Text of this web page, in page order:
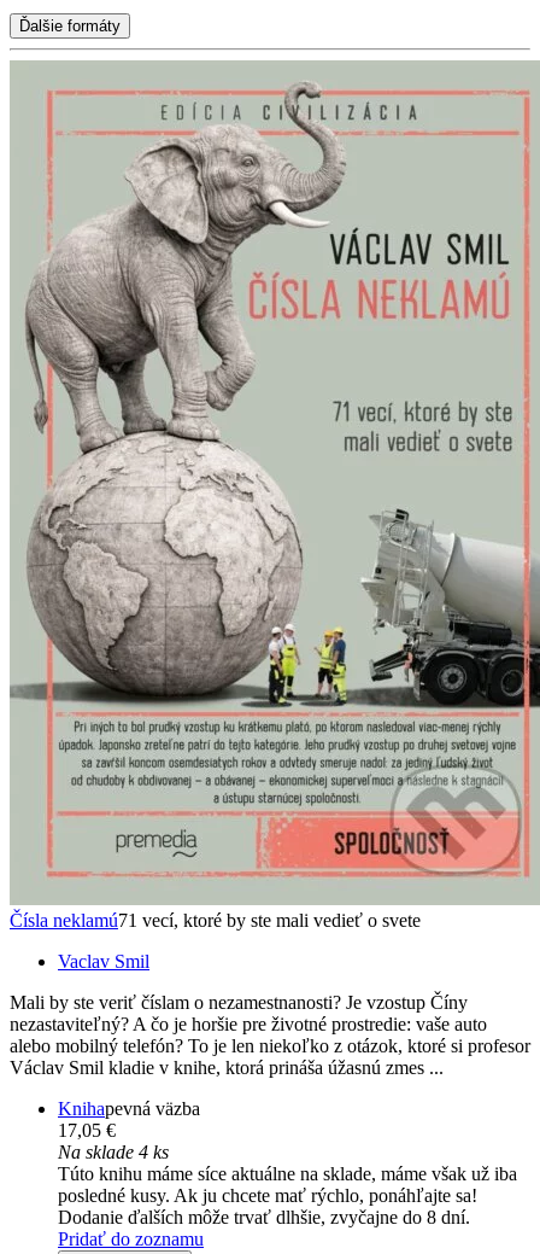
Ďalšie formáty
Čísla neklamú71 vecí, ktoré by ste mali vedieť o svete
Vaclav Smil
Mali by ste veriť číslam o nezamestnanosti? Je vzostup Číny
nezastaviteľný? A čo je horšie pre životné prostredie: vaše auto
alebo mobilný telefón? To je len niekoľko z otázok, ktoré si profesor
Václav Smil kladie v knihe, ktorá prináša úžasnú zmes ...
Knihapevná väzba
17,05 €
Na sklade 4 ks
Túto knihu máme síce aktuálne na sklade, máme však už iba
posledné kusy. Ak ju chcete mať rýchlo, ponáhľajte sa!
Dodanie ďalších môže trvať dlhšie, zvyčajne do 8 dní.
Pridať do zoznamu